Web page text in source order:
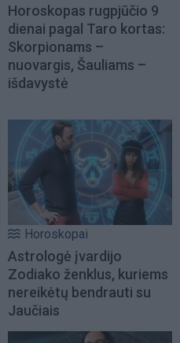
Horoskopas rugpjūčio 9
dienai pagal Taro kortas:
Skorpionams –
nuovargis, Šauliams –
išdavystė
Horoskopai
Astrologė įvardijo
Zodiako ženklus, kuriems
nereikėtų bendrauti su
Jaučiais